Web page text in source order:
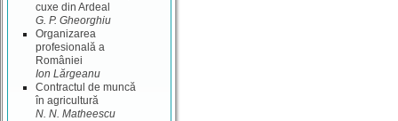
cuxe din Ardeal
G. P. Gheorghiu
Organizarea
profesională a
României
Ion Lărgeanu
Contractul de muncă
în agricultură
N. N. Matheescu